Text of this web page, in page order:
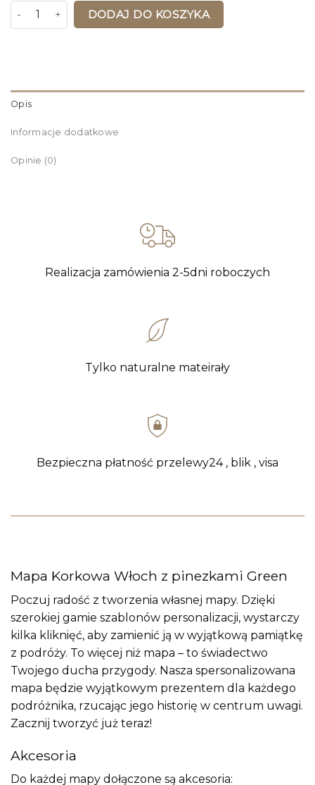
ilość Mapa Korkowa Włoch z pinezkami Green
DODAJ DO KOSZYKA
Opis
Informacje dodatkowe
Opinie (0)
Realizacja zamówienia 2-5dni roboczych
Tylko naturalne mateirały
Bezpieczna płatność przelewy24 , blik , visa
Mapa Korkowa Włoch z pinezkami Green
Poczuj radość z tworzenia własnej mapy. Dzięki
szerokiej gamie szablonów personalizacji, wystarczy
kilka kliknięć, aby zamienić ją w wyjątkową pamiątkę
z podróży. To więcej niż mapa – to świadectwo
Twojego ducha przygody. Nasza spersonalizowana
mapa będzie wyjątkowym prezentem dla każdego
podróżnika, rzucając jego historię w centrum uwagi.
Zacznij tworzyć już teraz!
Akcesoria
Do każdej mapy dołączone są akcesoria: